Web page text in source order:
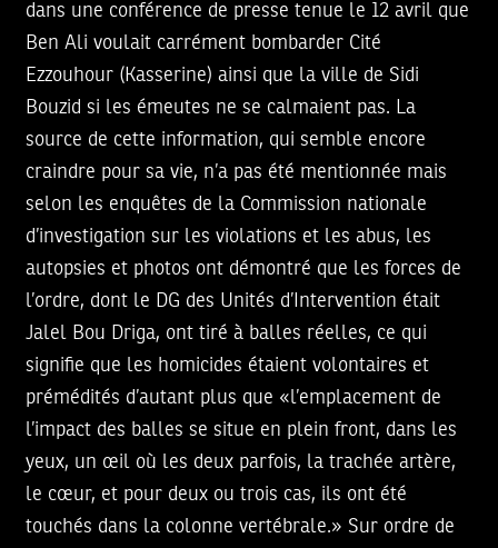
dans une conférence de presse tenue le 12 avril que
Ben Ali voulait carrément bombarder Cité
Ezzouhour (Kasserine) ainsi que la ville de Sidi
Bouzid si les émeutes ne se calmaient pas. La
source de cette information, qui semble encore
craindre pour sa vie, n’a pas été mentionnée mais
selon les enquêtes de la Commission nationale
d’investigation sur les violations et les abus, les
autopsies et photos ont démontré que les forces de
l’ordre, dont le DG des Unités d’Intervention était
Jalel Bou Driga, ont tiré à balles réelles, ce qui
signifie que les homicides étaient volontaires et
prémédités d’autant plus que «l’emplacement de
l’impact des balles se situe en plein front, dans les
yeux, un œil où les deux parfois, la trachée artère,
le cœur, et pour deux ou trois cas, ils ont été
touchés dans la colonne vertébrale.» Sur ordre de